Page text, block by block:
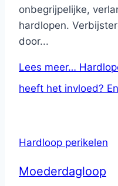
onbegrijpelijke,
hardlopen.
door...
Lees meer…
heeft het invloed?
Hardloop perikelen
Moederdagloop